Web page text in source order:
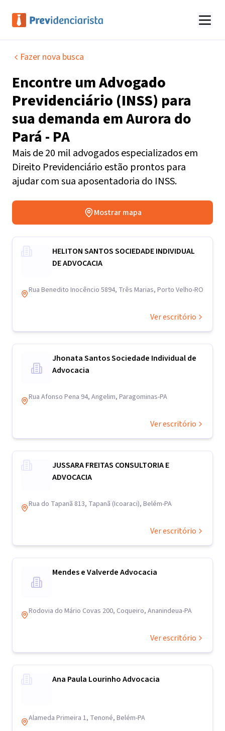
Fazer nova busca
Encontre umAdvogado
Previdenciário (INSS) para
sua demanda emAurora do
Pará - PA
Mais de 20 mil advogados especializados em
Direito Previdenciário estão prontos para
ajudar com sua aposentadoria do INSS.
Mostrar mapa
HELITON SANTOS SOCIEDADE INDIVIDUAL
DE ADVOCACIA
Rua Benedito Inocêncio 5894, Três Marias, Porto Velho-RO
Ver escritório
Jhonata Santos Sociedade Individual de
Advocacia
Rua Afonso Pena 94, Angelim, Paragominas-PA
Ver escritório
JUSSARA FREITAS CONSULTORIA E
ADVOCACIA
Rua do Tapanã 813, Tapanã (Icoaraci), Belém-PA
Ver escritório
Mendes e Valverde Advocacia
Rodovia do Mário Covas 200, Coqueiro, Ananindeua-PA
Ver escritório
Ana Paula Lourinho Advocacia
Alameda Primeira 1, Tenoné, Belém-PA